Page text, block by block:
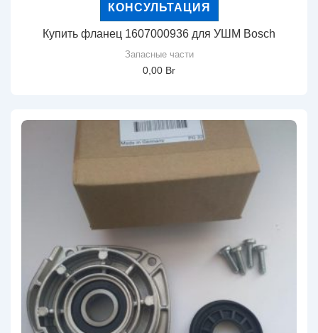
КОНСУЛЬТАЦИЯ
Купить фланец 1607000936 для УШМ Bosch
Запасные части
0,00 Br